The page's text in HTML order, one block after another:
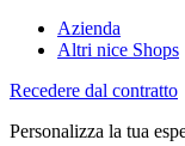
Azienda
Altri nice Shops
Recedere dal contratto
Personalizza la tua